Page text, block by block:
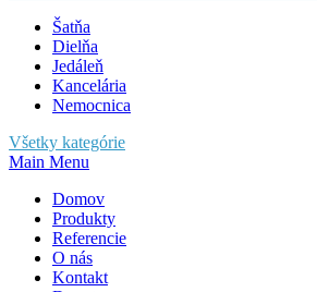
Šatňa
Dielňa
Jedáleň
Kancelária
Nemocnica
Všetky kategórie
Main Menu
Domov
Produkty
Referencie
O nás
Kontakt